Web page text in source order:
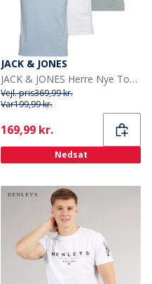
JACK & JONES
JACK & JONES Herre Nye Tom Rundhals T-Shirts 3-pak Hvid/Ashley Blå/Milieu Grøn
Vejl. pris369,99 kr.
Var199,99 kr.
Current
169,99 kr.
Nedsat